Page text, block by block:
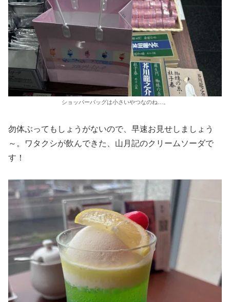
ショッパーバッグは小さいやつなのね…。
勿体ぶってもしょうがないので、早速お見せしましょう
～。ワタクシが飲んできた、山月記のクリームソーダで
す！